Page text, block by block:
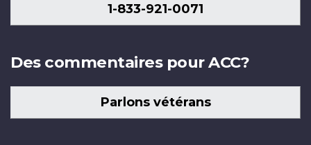
1-833-921-0071
Des commentaires pour ACC?
Parlons vétérans